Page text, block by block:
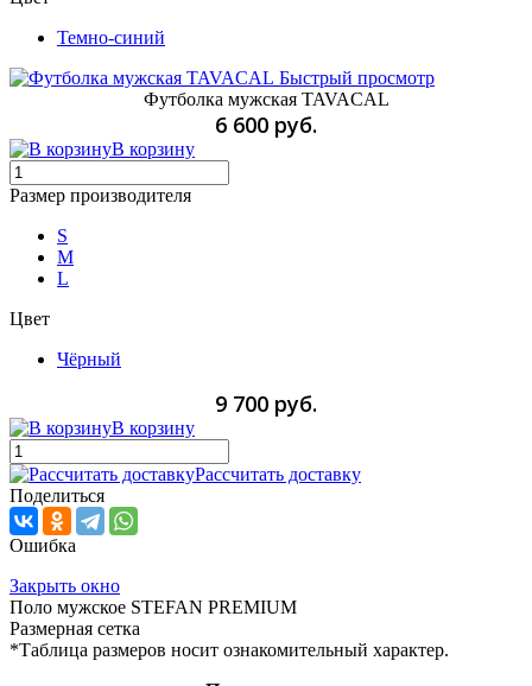
Темно-синий
Быстрый просмотр
Футболка мужская TAVACAL
6 600 руб.
В корзину
Размер производителя
S
M
L
Цвет
Чёрный
9 700 руб.
В корзину
Рассчитать доставку
Поделиться
Ошибка
Закрыть окно
Поло мужское STEFAN PREMIUM
Размерная сетка
*Таблица размеров носит ознакомительный характер.